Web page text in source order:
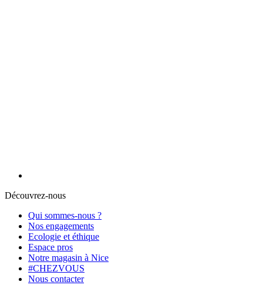
Découvrez-nous
Qui sommes-nous ?
Nos engagements
Ecologie et éthique
Espace pros
Notre magasin à Nice
#CHEZVOUS
Nous contacter